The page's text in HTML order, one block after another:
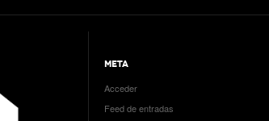
META
Acceder
Feed de entradas